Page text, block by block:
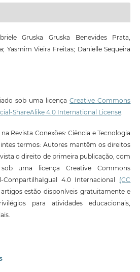
Gruska Gruska Benevides Prata,
Yasmim Vieira Freitas; Danielle Sequeira
sob uma licençaCreative Commons
ShareAlike 4.0 International License.
Revista Conexões: Ciência e Tecnologia
termos: Autores mantêm os direitos
o direito de primeira publicação, com
uma licença Creative Commons
CompartilhaIgual 4.0 Internacional (CC
artigos estão disponíveis gratuitamente e
para atividades educacionais,